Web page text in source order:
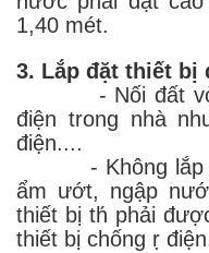
1,40 mét.
3. Lắp đặt thiết bị
- Nối đất vỏ
điện trong nhà
điện....
- Không lắp
ẩm ướt, ngập
thiết bị th́ phải
thiết bị chống ṛ